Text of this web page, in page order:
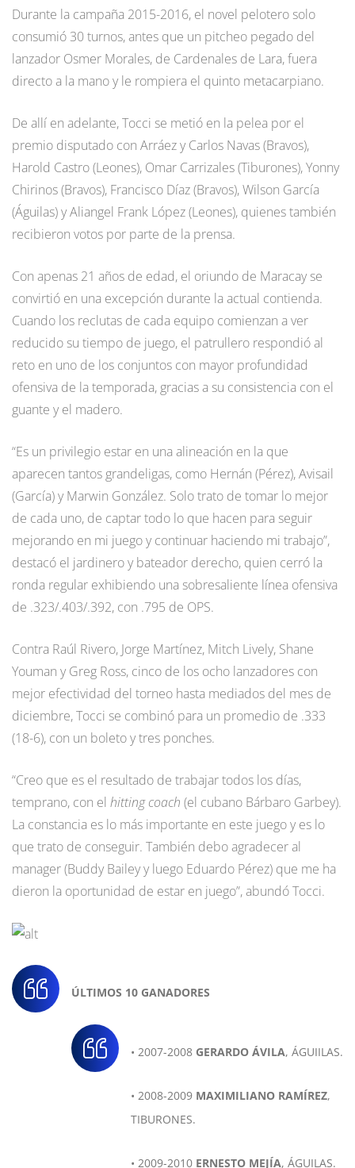
Durante la campaña 2015-2016, el novel pelotero solo
consumió 30 turnos, antes que un pitcheo pegado del
lanzador Osmer Morales, de Cardenales de Lara, fuera
directo a la mano y le rompiera el quinto metacarpiano.
De allí en adelante, Tocci se metió en la pelea por el
premio disputado con Arráez y Carlos Navas (Bravos),
Harold Castro (Leones), Omar Carrizales (Tiburones), Yonny
Chirinos (Bravos), Francisco Díaz (Bravos), Wilson García
(Águilas) y Aliangel Frank López (Leones), quienes también
recibieron votos por parte de la prensa.
Con apenas 21 años de edad, el oriundo de Maracay se
convirtió en una excepción durante la actual contienda.
Cuando los reclutas de cada equipo comienzan a ver
reducido su tiempo de juego, el patrullero respondió al
reto en uno de los conjuntos con mayor profundidad
ofensiva de la temporada, gracias a su consistencia con el
guante y el madero.
“Es un privilegio estar en una alineación en la que
aparecen tantos grandeligas, como Hernán (Pérez), Avisail
(García) y Marwin González. Solo trato de tomar lo mejor
de cada uno, de captar todo lo que hacen para seguir
mejorando en mi juego y continuar haciendo mi trabajo”,
destacó el jardinero y bateador derecho, quien cerró la
ronda regular exhibiendo una sobresaliente línea ofensiva
de .323/.403/.392, con .795 de OPS.
Contra Raúl Rivero, Jorge Martínez, Mitch Lively, Shane
Youman y Greg Ross, cinco de los ocho lanzadores con
mejor efectividad del torneo hasta mediados del mes de
diciembre, Tocci se combinó para un promedio de .333
(18-6), con un boleto y tres ponches.
“Creo que es el resultado de trabajar todos los días,
temprano, con el hitting coach (el cubano Bárbaro Garbey).
La constancia es lo más importante en este juego y es lo
que trato de conseguir. También debo agradecer al
manager (Buddy Bailey y luego Eduardo Pérez) que me ha
dieron la oportunidad de estar en juego”, abundó Tocci.
ÚLTIMOS 10 GANADORES
• 2007-2008 GERARDO ÁVILA, ÁGUIILAS.
• 2008-2009 MAXIMILIANO RAMÍREZ,
TIBURONES.
• 2009-2010 ERNESTO MEJÍA, ÁGUILAS.